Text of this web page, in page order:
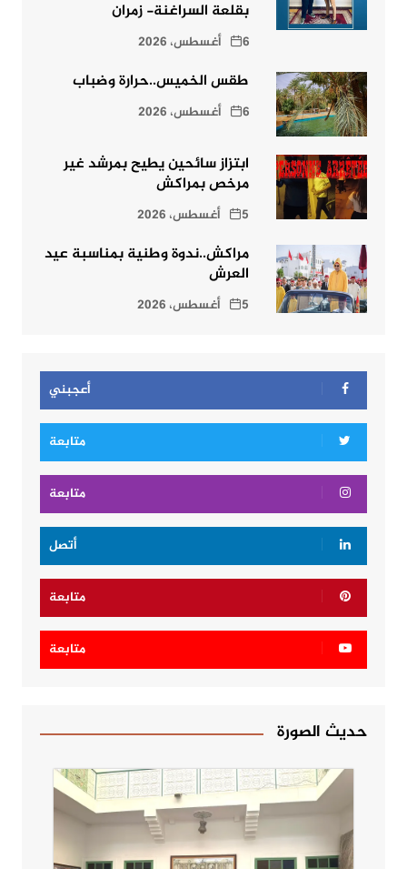
بقلعة السراغنة- زمران
6 أغسطس، 2026
طقس الخميس..حرارة وضباب
6 أغسطس، 2026
ابتزاز سائحين يطيح بمرشد غير
مرخص بمراكش
5 أغسطس، 2026
مراكش..ندوة وطنية بمناسبة عيد
العرش
5 أغسطس، 2026
أعجبني
متابعة
متابعة
أتصل
متابعة
متابعة
حديث الصورة